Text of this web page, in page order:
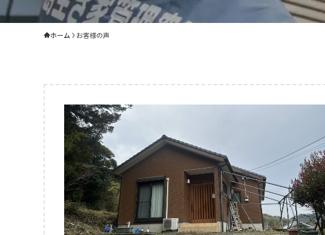
ホーム お客様の声